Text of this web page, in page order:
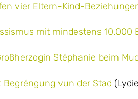
vier Eltern-Kind-
mit mindestens 10.000
Stéphanie beim
vun der Stad